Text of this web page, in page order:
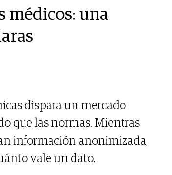
médicos: una
dispara un mercado
que las normas. Mientras
información anonimizada,
vale un dato.